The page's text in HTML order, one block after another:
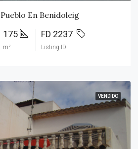
En Benidoleig
175
m²
FD 2237
Listing ID
VENDIDO